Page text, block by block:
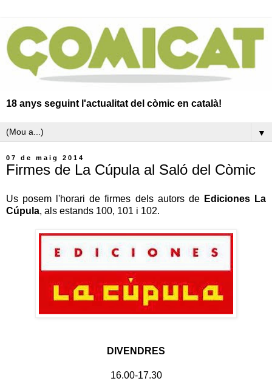
18 anys seguint l'actualitat del còmic en català!
▼
07 de maig 2014
Firmes de La Cúpula al Saló del Còmic
Us posem l'horari de firmes dels autors de Ediciones La
Cúpula, als estands 100, 101 i 102.
DIVENDRES
16.00-17.30